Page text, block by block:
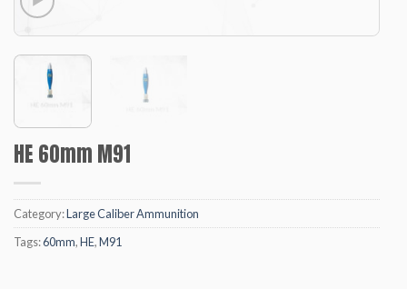
HE 60mm M91
Category:Large Caliber Ammunition
Tags:60mm,HE,M91